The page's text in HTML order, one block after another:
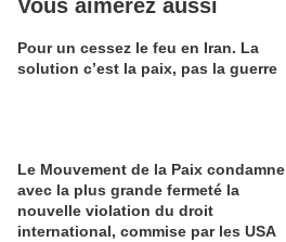
Vous aimerez aussi
Pour un cessez le feu en Iran. La
solution c’est la paix, pas la guerre
Le Mouvement de la Paix condamne
avec la plus grande fermeté la
nouvelle violation du droit
international, commise par les USA